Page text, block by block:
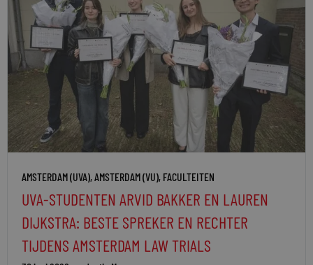
AMSTERDAM (UVA),AMSTERDAM (VU), FACULTEITEN
UVA-STUDENTEN ARVID BAKKER EN LAUREN
DIJKSTRA: BESTE SPREKER EN RECHTER
TIJDENS AMSTERDAM LAW TRIALS